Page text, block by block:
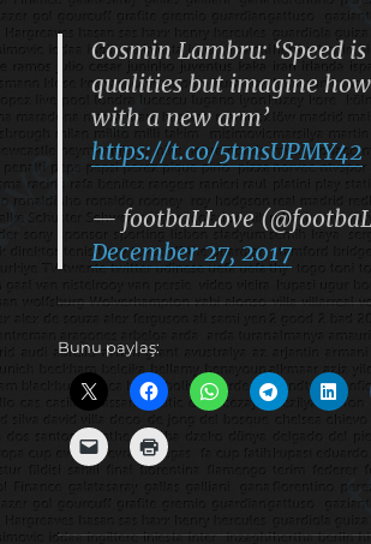
Cosmin Lambru: ‘Speed
qualities but imagine
with a new arm’
https://t.co/5tmsUPMY42
— footbaLLove
December 27, 2017
Bunu paylaş: